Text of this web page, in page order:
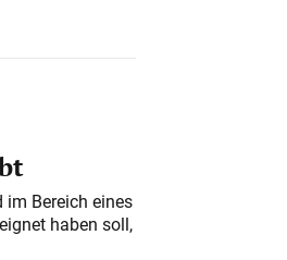
Bereich eines
haben soll,